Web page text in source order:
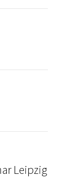
Leipzig